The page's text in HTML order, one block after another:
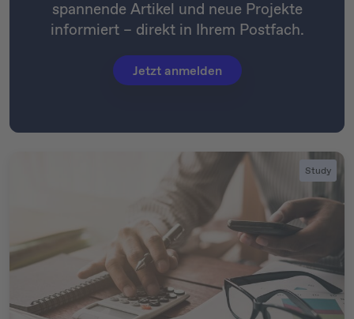
spannende Artikel und neue Projekte
informiert – direkt in Ihrem Postfach.
Jetzt anmelden
Study